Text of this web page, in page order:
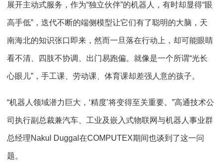
展开主动式服务，作为“独立伙伴”的机器人，有时却显得“眼
高手低”，迭代不断的端侧模型让它们有了聪明的大脑，天
南海北的知识张口即来，然而一旦落在行动上，却可能眼睛
看不清、四肢不协调、出门易跑偏。就像是一个所谓“光长
心眼儿”，手工课、劳动课、体育课却差强人意的孩子。
“机器人领域潜力巨大，‘精度’将变得至关重要。”高通技术公
司执行副总裁兼汽车、工业及嵌入式物联网与机器人事业群
总经理Nakul Duggal在COMPUTEX期间也谈到了这一问
题。